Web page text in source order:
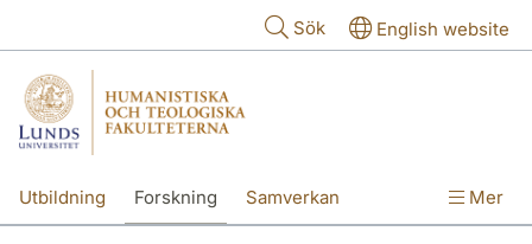
Sök English website
Utbildning Forskning Samverkan Mer